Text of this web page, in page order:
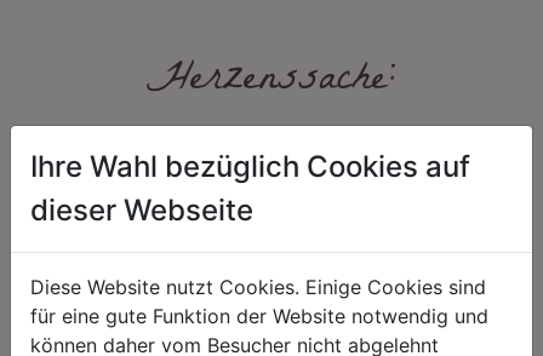
Herzenssache:
HARMONIE
Unser Sortiment steht für ein
FAIRNESS
Nicht immer ist der günstigste Preis
Ihre Wahl bezüglich Cookies auf
dieser Webseite
Diese Website nutzt Cookies. Einige Cookies sind
für eine gute Funktion der Website notwendig und
können daher vom Besucher nicht abgelehnt